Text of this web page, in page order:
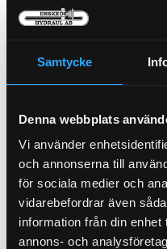
Samtycke
Denna webbplats
Vi använder
och annonserna till
för sociala medier och
vidarebefordrar även
information från din
annons- och